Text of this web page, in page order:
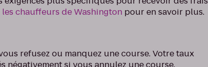
chauffeurs de Washington pour en savoir plus.
refusez ou manquez une course. Votre taux